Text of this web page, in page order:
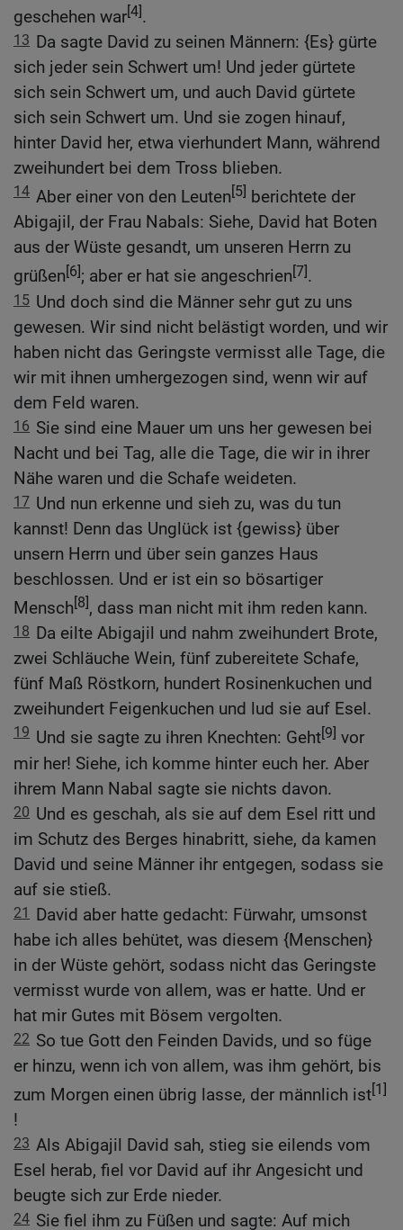
geschehen war[4].
13 Da sagte David zu seinen Männern: {Es} gürte
sich jeder sein Schwert um! Und jeder gürtete
sich sein Schwert um, und auch David gürtete
sich sein Schwert um. Und sie zogen hinauf,
hinter David her, etwa vierhundert Mann, während
zweihundert bei dem Tross blieben.
14 Aber einer von den Leuten[5] berichtete der
Abigajil, der Frau Nabals: Siehe, David hat Boten
aus der Wüste gesandt, um unseren Herrn zu
grüßen[6]; aber er hat sie angeschrien[7].
15 Und doch sind die Männer sehr gut zu uns
gewesen. Wir sind nicht belästigt worden, und wir
haben nicht das Geringste vermisst alle Tage, die
wir mit ihnen umhergezogen sind, wenn wir auf
dem Feld waren.
16 Sie sind eine Mauer um uns her gewesen bei
Nacht und bei Tag, alle die Tage, die wir in ihrer
Nähe waren und die Schafe weideten.
17 Und nun erkenne und sieh zu, was du tun
kannst! Denn das Unglück ist {gewiss} über
unsern Herrn und über sein ganzes Haus
beschlossen. Und er ist ein so bösartiger
Mensch[8], dass man nicht mit ihm reden kann.
18 Da eilte Abigajil und nahm zweihundert Brote,
zwei Schläuche Wein, fünf zubereitete Schafe,
fünf Maß Röstkorn, hundert Rosinenkuchen und
zweihundert Feigenkuchen und lud sie auf Esel.
19 Und sie sagte zu ihren Knechten: Geht[9] vor
mir her! Siehe, ich komme hinter euch her. Aber
ihrem Mann Nabal sagte sie nichts davon.
20 Und es geschah, als sie auf dem Esel ritt und
im Schutz des Berges hinabritt, siehe, da kamen
David und seine Männer ihr entgegen, sodass sie
auf sie stieß.
21 David aber hatte gedacht: Fürwahr, umsonst
habe ich alles behütet, was diesem {Menschen}
in der Wüste gehört, sodass nicht das Geringste
vermisst wurde von allem, was er hatte. Und er
hat mir Gutes mit Bösem vergolten.
22 So tue Gott den Feinden Davids, und so füge
er hinzu, wenn ich von allem, was ihm gehört, bis
zum Morgen einen übrig lasse, der männlich ist[1]
!
23 Als Abigajil David sah, stieg sie eilends vom
Esel herab, fiel vor David auf ihr Angesicht und
beugte sich zur Erde nieder.
24 Sie fiel ihm zu Füßen und sagte: Auf mich